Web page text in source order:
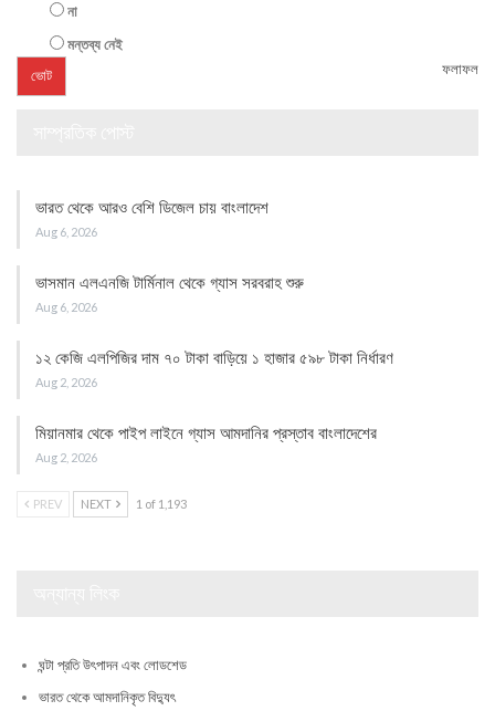
না
মন্তব্য নেই
ফলাফল
ভারত থেকে আরও বেশি ডিজেল চায় বাংলাদেশ
Aug 6, 2026
ভাসমান এলএনজি টার্মিনাল থেকে গ্যাস সরবরাহ শুরু
Aug 6, 2026
১২ কেজি এলপিজির দাম ৭০ টাকা বাড়িয়ে ১ হাজার ৫৯৮ টাকা নির্ধারণ
Aug 2, 2026
মিয়ানমার থেকে পাইপ লাইনে গ্যাস আমদানির প্রস্তাব বাংলাদেশের
Aug 2, 2026
PREV NEXT 1 of 1,193
ঘন্টা প্রতি উৎপাদন এবং লোডশেড
ভারত থেকে আমদানিকৃত বিদ্যুৎ